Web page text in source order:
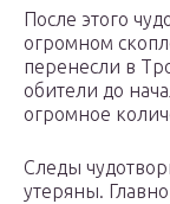
После этого
огромном
перенесли в
обители до
огромное
Следы
утеряны.